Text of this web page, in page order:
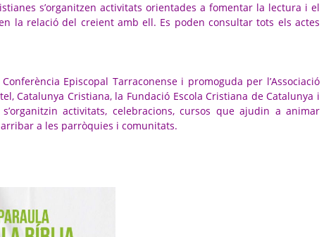
s’organitzen activitats orientades a fomentar la lectura i el
la relació del creient amb ell. Es poden consultar tots els actes
Episcopal Tarraconense i promoguda per l’Associació
Catalunya Cristiana, la Fundació Escola Cristiana de Catalunya i
activitats, celebracions, cursos que ajudin a animar
a les parròquies i comunitats.